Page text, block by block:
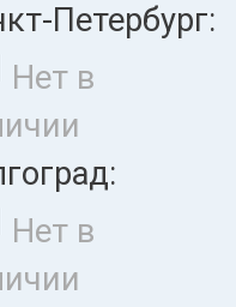
Петербург:
Нет в
Нет в